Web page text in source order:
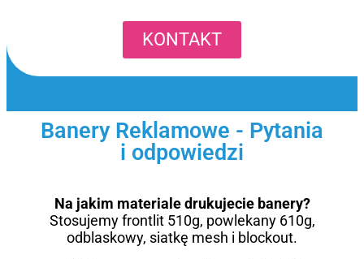
KONTAKT
Banery Reklamowe - Pytania
i odpowiedzi
Na jakim materiale drukujecie banery?
Stosujemy frontlit 510g, powlekany 610g,
odblaskowy, siatkę mesh i blockout.